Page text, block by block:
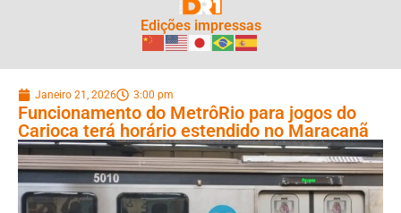
Edições impressas
Janeiro 21, 2026 3:00 pm
Funcionamento do MetrôRio para jogos do
Carioca terá horário estendido no Maracanã